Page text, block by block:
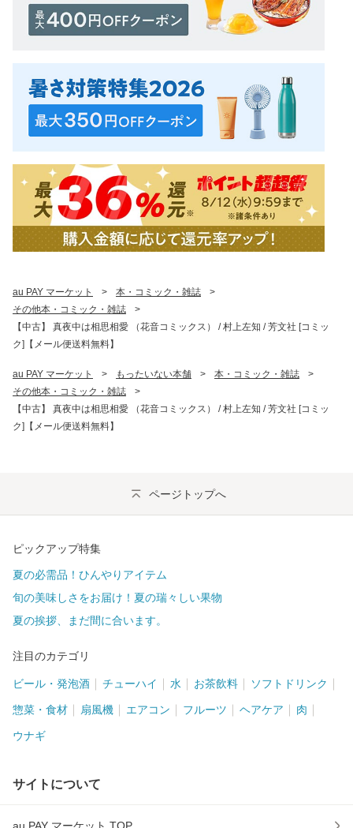
au PAY マーケット > 本・コミック・雑誌
>
その他本・コミック・雑誌
>
【中古】 真夜中は相思相愛 （花音コミックス） / 村上左知 / 芳文社 [コミッ
ク]【メール便送料無料】
au PAY マーケット > もったいない本舗 > 本・コミック・雑誌
>
その他本・コミック・雑誌
>
【中古】 真夜中は相思相愛 （花音コミックス） / 村上左知 / 芳文社 [コミッ
ク]【メール便送料無料】
ページトップへ
ピックアップ特集
夏の必需品！ひんやりアイテム
旬の美味しさをお届け！夏の瑞々しい果物
夏の挨拶、まだ間に合います。
注目のカテゴリ
ビール・発泡酒 チューハイ 水 お茶飲料 ソフトドリンク
惣菜・食材 扇風機 エアコン フルーツ ヘアケア 肉
ウナギ
サイトについて